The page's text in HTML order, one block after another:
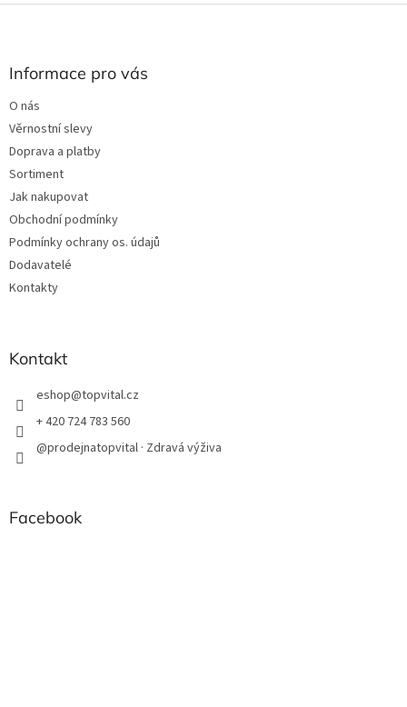
Z
Informace pro vás
O nás
Věrnostní slevy
Doprava a platby
Sortiment
Jak nakupovat
Obchodní podmínky
Podmínky ochrany os. údajů
Dodavatelé
Kontakty
Kontakt
eshop@topvital.cz
+ 420 724 783 560
@prodejnatopvital · Zdravá výživa
Facebook